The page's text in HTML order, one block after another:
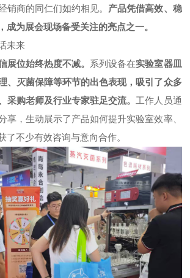
销商的同仁们如约相见。 产品凭借高效、稳
成为展会现场备受关注的亮点之一。
未来
展位始终热度不减。 系列设备在实验室器皿
、灭菌保障等环节的出色表现，吸引了众多
采购老师及行业专家驻足交流。 工作人员通
享，生动展示了产品如何提升实验室效率、
了不少有效咨询与意向合作。